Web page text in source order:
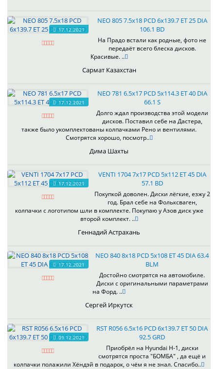
17.12.2021
NEO 805 7.5x18 PCD 6x139.7 ET 25 DIA
106.1 BD
На Прадо встали как родные, фото не
передаёт всего блеска дисков.
Красивые. ..
Сармат Казахстан
17.12.2021
NEO 781 6.5x17 PCD 5x114.3 ET 40 DIA
66.1 S
Долго ждал производства этой модели
дисков. Поставил себе на Дастера,
также было укомплектованы колпачками Рено и вентилями.
Смотрятся хорошо, посмотр..
Дима Шахты
17.12.2021
VENTI 1704 7x17 PCD 5x112 ET 45 DIA
57.1 BD
Покупкой доволен. Диски лёгкие, езжу 2
год. Брал себе на Фольксваген,
колпачки с логотипом шли в комплекте. Покупаю у Азов диск уже
второй комплект. ..
Геннадий Астрахань
17.12.2021
NEO 840 8x18 PCD 5x108 ET 45 DIA 63.4
BLM
Достойно смотрятся на автомобиле.
Диски с оригинальными параметрами
на Форд. ..
Сергей Иркутск
09.12.2021
RST R056 6.5x16 PCD 6x139.7 ET 50 DIA
92.5 GRD
Приобрёл на Hyundai H-1, диски
смотрятся проста "БОМБА" , да ещё и
колпачки полажили Хёндэй в подарок, о чём я не знал. Спасибо..